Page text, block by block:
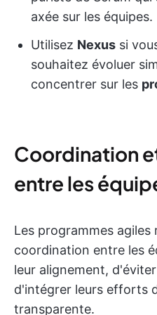
axée sur les équipes.
Utilisez Nexus si
souhaitez évoluer
concentrer sur les
Coordination
entre les
Les programmes agiles
coordination entre les
leur alignement,
d'intégrer leurs efforts
transparente.